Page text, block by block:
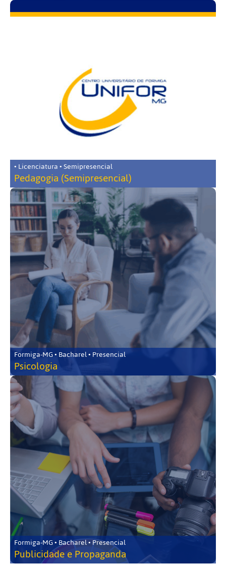
• Licenciatura • Semipresencial
Pedagogia (Semipresencial)
Formiga-MG • Bacharel • Presencial
Psicologia
Formiga-MG • Bacharel • Presencial
Publicidade e Propaganda